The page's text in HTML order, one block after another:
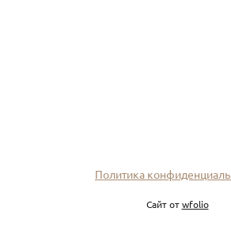
Политика
Сайт отwfolio